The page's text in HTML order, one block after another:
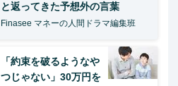
と返ってきた予想外の言葉
Finasee マネーの人間ドラマ編集班
「約束を破るようなや
つじゃない」30万円を